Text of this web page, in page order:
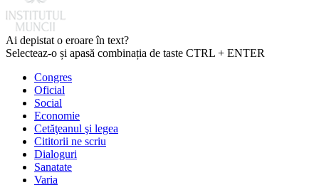
Ai depistat o eroare în text?
Selecteaz-o și apasă combinația de taste CTRL + ENTER
Congres
Oficial
Social
Economie
Cetăţeanul şi legea
Cititorii ne scriu
Dialoguri
Sanatate
Varia